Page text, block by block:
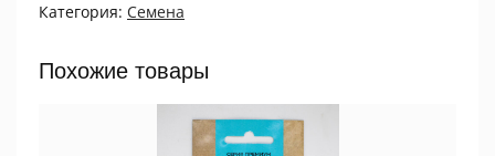
2
Органик+
quantity
Категория: Семена
Похожие товары